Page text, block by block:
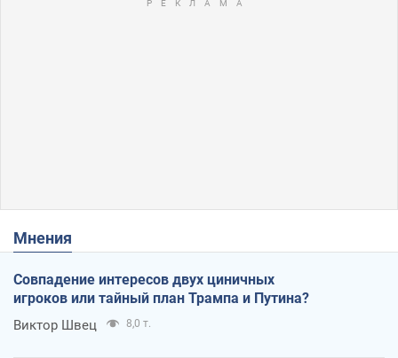
Мнения
Совпадение интересов двух циничных
игроков или тайный план Трампа и Путина?
Виктор Швец 8,0 т.